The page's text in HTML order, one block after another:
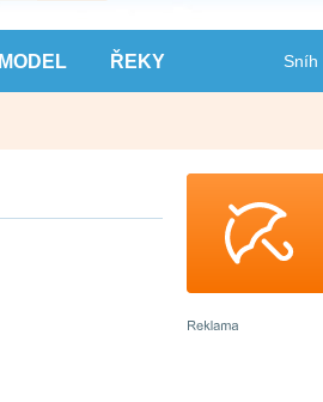
MODEL ŘEKY Sníh